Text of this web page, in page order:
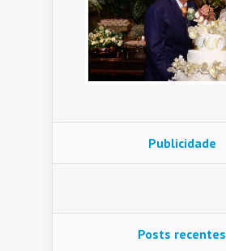
Publicidade
Posts recentes